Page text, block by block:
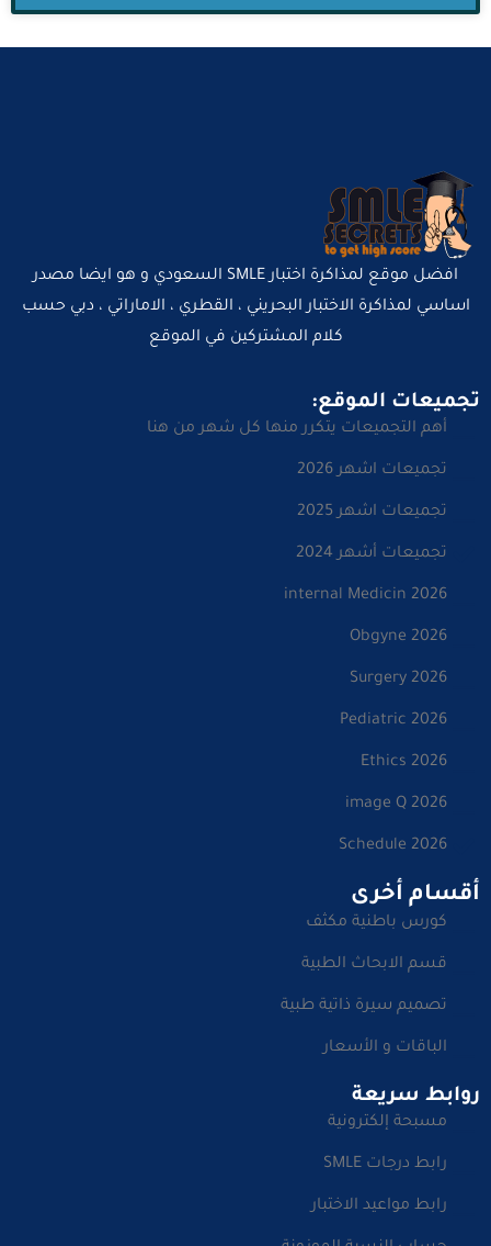
افضل موقع لمذاكرة اختبار SMLE السعودي و هو ايضا مصدر
اساسي لمذاكرة الاختبار البحريني ، القطري ، الاماراتي ، دبي حسب
كلام المشتركين في الموقع
تجميعات الموقع:
أهم التجميعات يتكرر منها كل شهر من هنا
تجميعات اشهر 2026
تجميعات اشهر 2025
تجميعات أشهر 2024
internal Medicin 2026
Obgyne 2026
Surgery 2026
Pediatric 2026
Ethics 2026
image Q 2026
Schedule 2026
أقسام أخرى
كورس باطنية مكثف
قسم الابحاث الطبية
تصميم سيرة ذاتية طبية
الباقات و الأسعار
روابط سريعة
مسبحة إلكترونية
رابط درجات SMLE
رابط مواعيد الاختبار